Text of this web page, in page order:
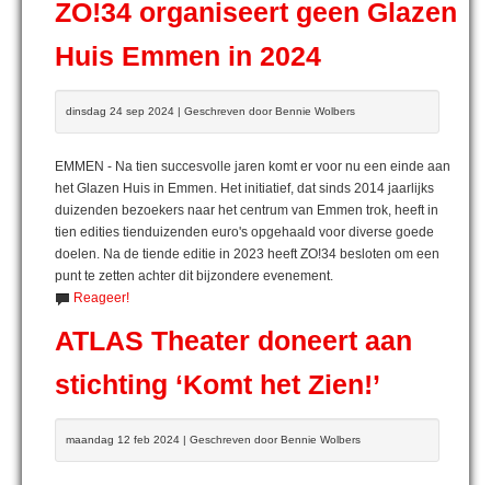
ZO!34 organiseert geen Glazen
Huis Emmen in 2024
dinsdag 24 sep 2024 | Geschreven door Bennie Wolbers
EMMEN - Na tien succesvolle jaren komt er voor nu een einde aan
het Glazen Huis in Emmen. Het initiatief, dat sinds 2014 jaarlijks
duizenden bezoekers naar het centrum van Emmen trok, heeft in
tien edities tienduizenden euro's opgehaald voor diverse goede
doelen. Na de tiende editie in 2023 heeft ZO!34 besloten om een
punt te zetten achter dit bijzondere evenement.
Reageer!
ATLAS Theater doneert aan
stichting ‘Komt het Zien!’
maandag 12 feb 2024 | Geschreven door Bennie Wolbers